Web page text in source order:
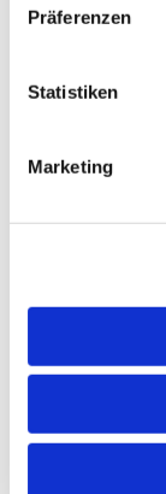
Präferenzen
Statistiken
Marketing